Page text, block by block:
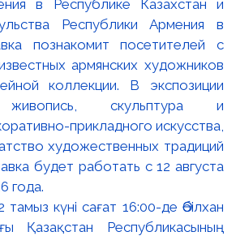
күні сағат 16:00-де Әбілхан
Қазақстан Республикасының